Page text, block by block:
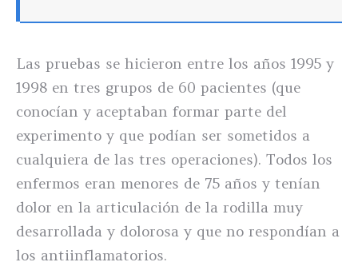
Las pruebas se hicieron entre los años 1995 y
1998 en tres grupos de 60 pacientes (que
conocían y aceptaban formar parte del
experimento y que podían ser sometidos a
cualquiera de las tres operaciones). Todos los
enfermos eran menores de 75 años y tenían
dolor en la articulación de la rodilla muy
desarrollada y dolorosa y que no respondían a
los antiinflamatorios.